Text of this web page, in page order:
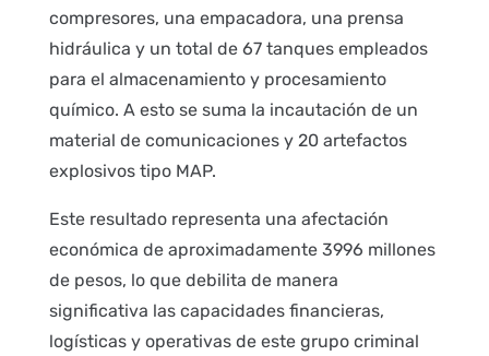
compresores, una empacadora, una prensa
hidráulica y un total de 67 tanques empleados
para el almacenamiento y procesamiento
químico. A esto se suma la incautación de un
material de comunicaciones y 20 artefactos
explosivos tipo MAP.
Este resultado representa una afectación
económica de aproximadamente 3996 millones
de pesos, lo que debilita de manera
significativa las capacidades financieras,
logísticas y operativas de este grupo criminal